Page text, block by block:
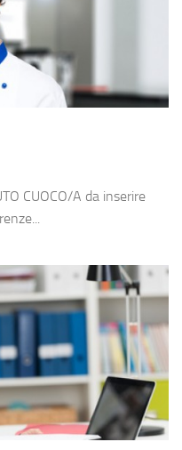
CUOCO/A da inserire